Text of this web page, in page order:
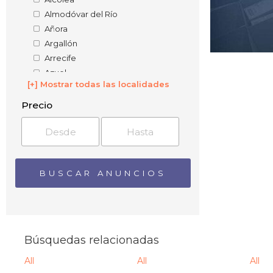
Almodóvar del Río
Añora
Argallón
Arrecife
Azuel
Badolatosa
Baena
Barranco del Lobo
Barriaga
Belalcázar
Bélmez
Benadalid
Benamejí
Bujalance
Cabra
[+] Mostrar todas las localidades
Precio
Búsquedas relacionadas
All All All